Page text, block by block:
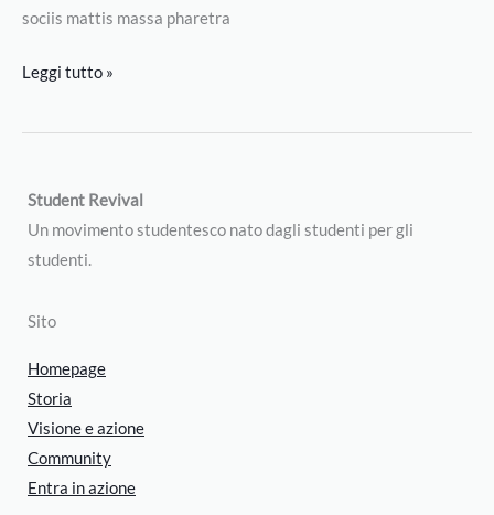
sociis mattis massa pharetra
Leggi tutto »
Student Revival
Un movimento studentesco nato dagli studenti per gli
studenti.
Sito
Homepage
Storia
Visione e azione
Community
Entra in azione